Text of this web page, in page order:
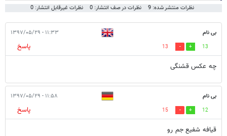
نظرات منتشر شده: 9 نظرات در صف انتشار: 0 نظرات غیرقابل انتشار: 0
بی نام ۱۱:۳۳ - ۱۳۹۷/۰۵/۲۹
13
13
پاسخ
چه عکس قشنگی
بی نام ۱۱:۵۸ - ۱۳۹۷/۰۵/۲۹
12
15
پاسخ
قیافه شفیع جم رو